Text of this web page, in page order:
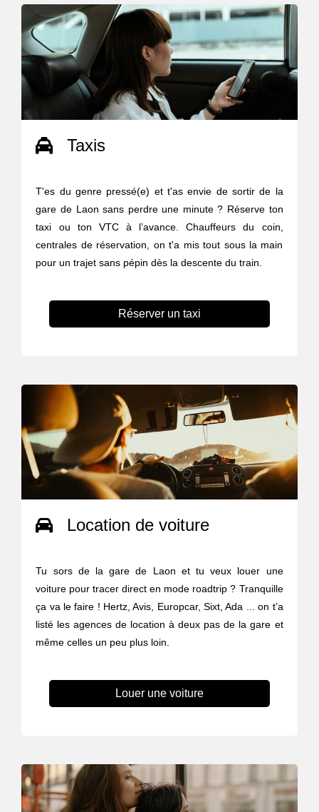
Taxis
T'es du genre pressé(e) et t'as envie de sortir de la
gare de Laon sans perdre une minute ? Réserve ton
taxi ou ton VTC à l’avance. Chauffeurs du coin,
centrales de réservation, on t'a mis tout sous la main
pour un trajet sans pépin dès la descente du train.
Réserver un taxi
Location de voiture
Tu sors de la gare de Laon et tu veux louer une
voiture pour tracer direct en mode roadtrip ? Tranquille
ça va le faire ! Hertz, Avis, Europcar, Sixt, Ada ... on t’a
listé les agences de location à deux pas de la gare et
même celles un peu plus loin.
Louer une voiture